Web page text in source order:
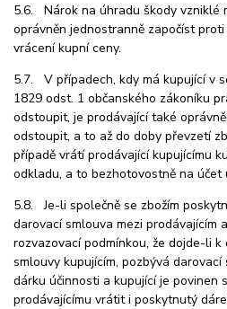
5.6. Nárok na úhradu škody vzniklé
oprávněn jednostranně započíst
vrácení kupní ceny.
5.7. V případech, kdy má kupující v
1829 odst. 1 občanského zákoníku
odstoupit, je prodávající také
odstoupit, a to až do doby převzetí
případě vrátí prodávající kupujícímu
odkladu, a to bezhotovostně na účet
5.8. Je-li společně se zbožím
darovací smlouva mezi prodávajícím
rozvazovací podmínkou, že dojde-li
smlouvy kupujícím, pozbývá
dárku účinnosti a kupující je povinen
prodávajícímu vrátit i poskytnutý